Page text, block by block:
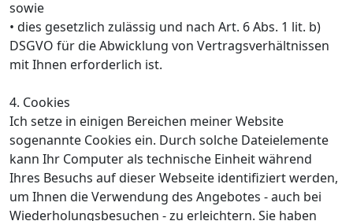
sowie
• dies gesetzlich zulässig und nach Art. 6 Abs. 1 lit. b)
DSGVO für die Abwicklung von Vertragsverhältnissen
mit Ihnen erforderlich ist.
4. Cookies
Ich setze in einigen Bereichen meiner Website
sogenannte Cookies ein. Durch solche Dateielemente
kann Ihr Computer als technische Einheit während
Ihres Besuchs auf dieser Webseite identifiziert werden,
um Ihnen die Verwendung des Angebotes - auch bei
Wiederholungsbesuchen - zu erleichtern. Sie haben